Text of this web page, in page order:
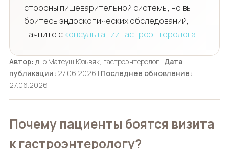
стороны пищеварительной системы, но вы
боитесь эндоскопических обследований,
начните сконсультации гастроэнтеролога.
Автор: д-р Матеуш Юзьвяк, гастроэнтеролог | Дата
публикации: 27.06.2026 | Последнее обновление:
27.06.2026
Почему пациенты боятся визита
к гастроэнтерологу?